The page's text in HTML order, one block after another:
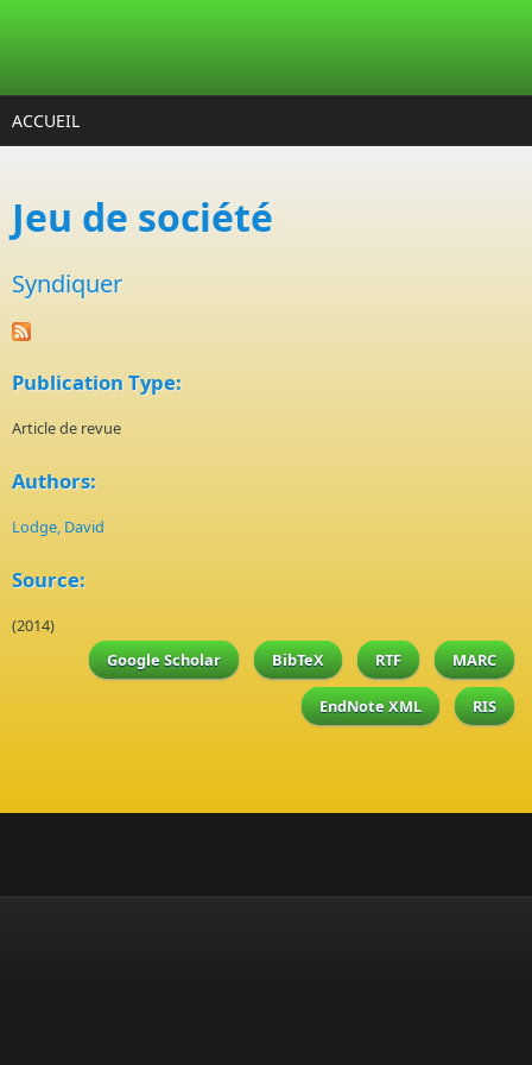
ACCUEIL
Jeu de société
Syndiquer
Publication Type:
Article de revue
Authors:
Lodge, David
Source:
(2014)
Google Scholar
BibTeX RTF MARC
EndNote XML RIS